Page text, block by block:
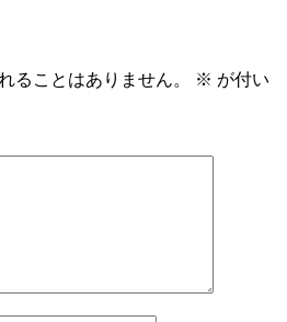
ることはありません。 ※ が付い